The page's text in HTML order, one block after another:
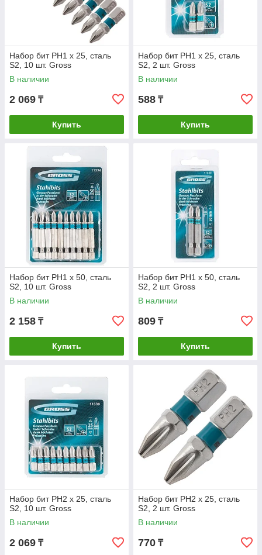
Набор бит РН1 х 25, сталь
S2, 10 шт. Gross
В наличии
2 069 ₸
Купить
Набор бит РН1 х 25, сталь
S2, 2 шт. Gross
В наличии
588 ₸
Купить
Набор бит РН1 х 50, сталь
S2, 10 шт. Gross
В наличии
2 158 ₸
Купить
Набор бит РН1 х 50, сталь
S2, 2 шт. Gross
В наличии
809 ₸
Купить
Набор бит РН2 х 25, сталь
S2, 10 шт. Gross
В наличии
2 069 ₸
Набор бит РН2 х 25, сталь
S2, 2 шт. Gross
В наличии
770 ₸